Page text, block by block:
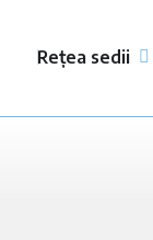
Rețea sedii